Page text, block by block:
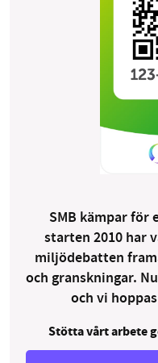
SMB kämpar för
starten 2010 har
miljödebatten
och granskningar.
och vi
Stötta vårt arbete